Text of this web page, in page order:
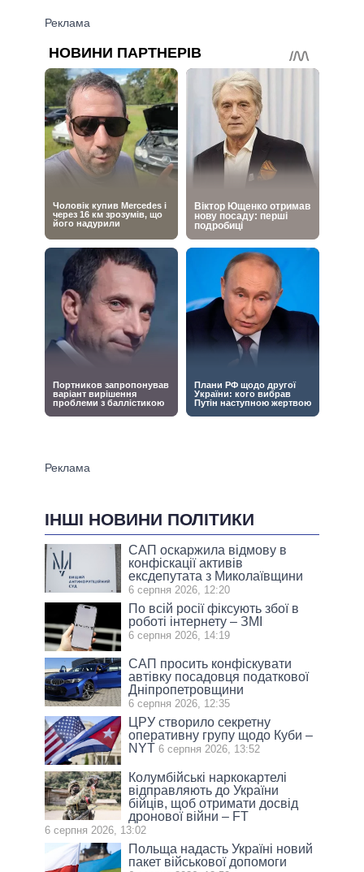
ІНШІ НОВИНИ ПОЛІТИКИ
САП оскаржила відмову в
конфіскації активів
ексдепутата з Миколаївщини
6 серпня 2026, 12:20
По всій росії фіксують збої в
роботі інтернету – ЗМІ
6 серпня 2026, 14:19
САП просить конфіскувати
автівку посадовця податкової
Дніпропетровщини
6 серпня 2026, 12:35
ЦРУ створило секретну
оперативну групу щодо Куби –
NYT 6 серпня 2026, 13:52
Колумбійські наркокартелі
відправляють до України
бійців, щоб отримати досвід
дронової війни – FT
6 серпня 2026, 13:02
Польща надасть Україні новий
пакет військової допомоги